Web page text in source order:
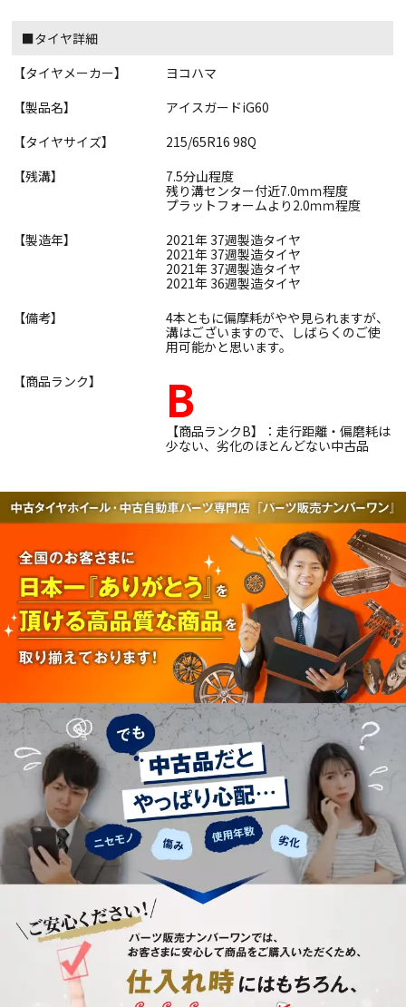
■タイヤ詳細
【タイヤメーカー】
ヨコハマ
【製品名】
アイスガードiG60
【タイヤサイズ】
215/65R16 98Q
【残溝】
7.5分山程度
残り溝センター付近7.0ｍｍ程度
プラットフォームより2.0ｍｍ程度
【製造年】
2021年 37週製造タイヤ
2021年 37週製造タイヤ
2021年 37週製造タイヤ
2021年 36週製造タイヤ
【備考】
4本ともに偏摩耗がやや見られますが、
溝はございますので、しばらくのご使
用可能かと思います。
【商品ランク】
B
【商品ランクB】：走行距離・偏磨耗は
少ない、劣化のほとんどない中古品